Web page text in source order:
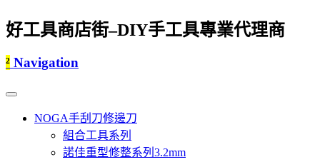
好工具商店街–DIY手工具專業代理商
² Navigation
NOGA手刮刀修邊刀
組合工具系列
諾佳重型修整系列3.2mm